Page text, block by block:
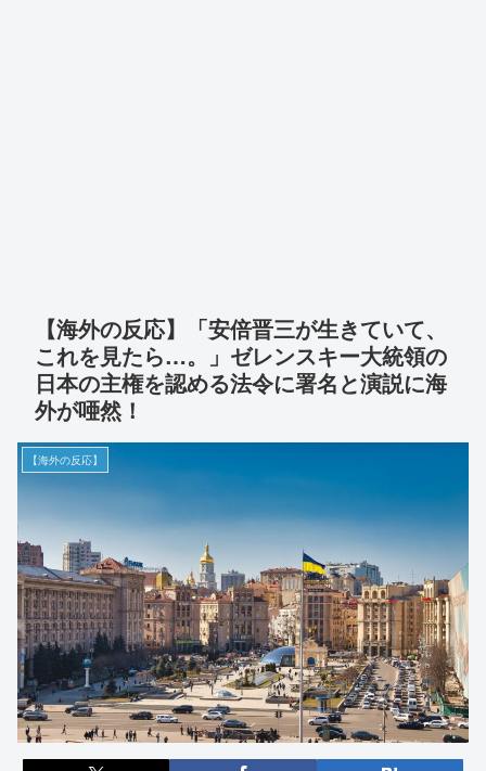
【海外の反応】「安倍晋三が生きていて、
これを見たら…。」ゼレンスキー大統領の
日本の主権を認める法令に署名と演説に海
外が唖然！
【海外の反応】